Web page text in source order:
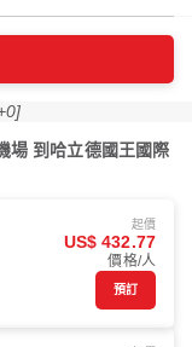
場 到哈立德國王國際
起價
US$ 432.77
價格/人
預訂